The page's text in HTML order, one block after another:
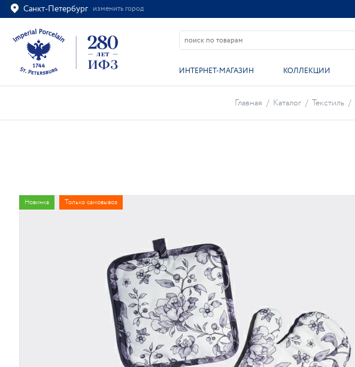
Санкт-Петербург изменить город
Ваш город Санкт-Петербург?
ВСЁ ВЕРНО ИЗМЕНИТЬ
ИНТЕРНЕТ-МАГАЗИН КОЛЛЕКЦИИ
Главная / Каталог / Текстиль /
Новинка Только самовывоз